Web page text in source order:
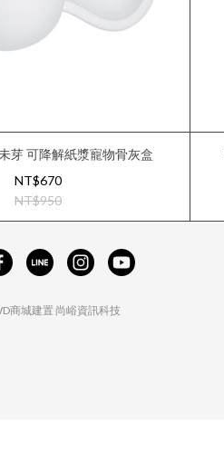
芽 可降解紙漿寵物骨灰盒
NT$670
NT$950
商城建置 尚峪資訊科技